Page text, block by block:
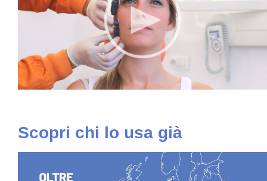
Scopri chi lo usa già